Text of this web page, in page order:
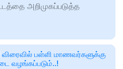
அறிமுகப்படுத்த
விரைவில் பள்ளி மாணவர்களுக்கு
வழங்கப்படும்..!